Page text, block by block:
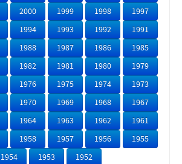
2000 1999 1998
1997
1994 1993 1992
1991
1988 1987 1986
1985
1982 1981 1980
1979
1976 1975 1974
1973
1970 1969 1968
1967
1964 1963 1962
1961
1958 1957 1956
1955
1954
1953 1952